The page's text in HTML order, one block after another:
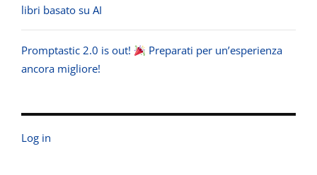
libri basato su AI
Promptastic 2.0 is out!
Preparati per un’esperienza
ancora migliore!
Log in